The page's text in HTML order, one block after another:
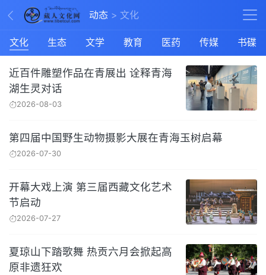
动态 文化
文化 生态 文学 教育 医药 传媒 书碟
近百件雕塑作品在青展出 诠释青海
湖生灵对话
2026-08-03
第四届中国野生动物摄影大展在青海玉树启幕
2026-07-30
开幕大戏上演 第三届西藏文化艺术
节启动
2026-07-27
夏琼山下踏歌舞 热贡六月会掀起高
原非遗狂欢